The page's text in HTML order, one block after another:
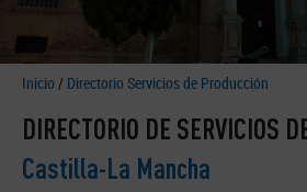
Inicio / Directorio Servicios de Producción
DIRECTORIO DE SERVICIOS
Castilla-La Mancha